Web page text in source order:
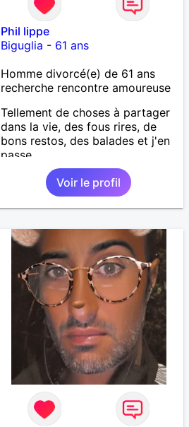
Phil lippe
Biguglia - 61 ans
Homme divorcé(e) de 61 ans
recherche rencontre amoureuse
Tellement de choses à partager
dans la vie, des fous rires, de
bons restos, des balades et j'en
passe...
Voir le profil